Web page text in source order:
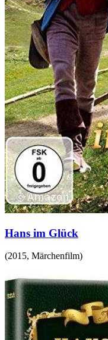
Hans im Glück
(2015, Märchenfilm)